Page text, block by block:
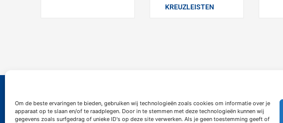
Om de beste ervaringen te bieden, gebruiken wij technologieën zoals cookies om informatie over je
apparaat op te slaan en/of te raadplegen. Door in te stemmen met deze technologieën kunnen wij
gegevens zoals surfgedrag of unieke ID's op deze site verwerken. Als je geen toestemming geeft of
KREUZLEISTEN
Contact Information